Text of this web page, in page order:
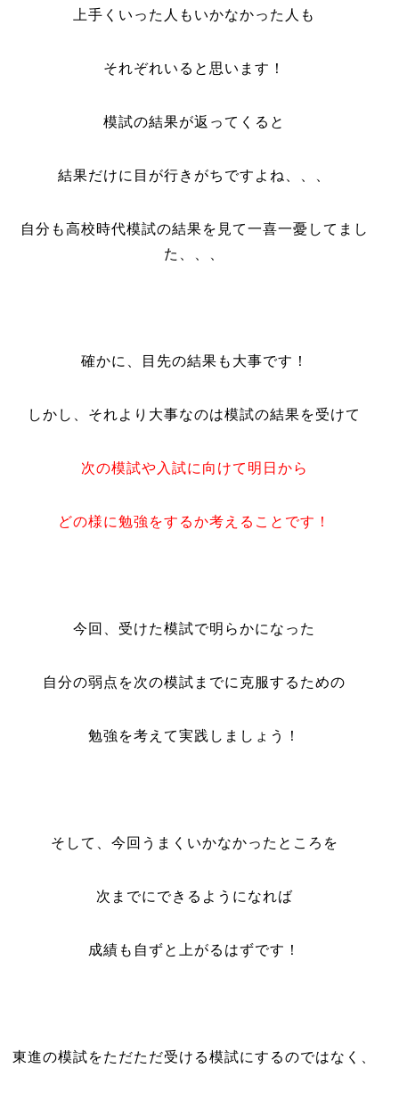
上手くいった人もいかなかった人も
それぞれいると思います！
模試の結果が返ってくると
結果だけに目が行きがちですよね、、、
自分も高校時代模試の結果を見て一喜一憂してまし
た、、、
確かに、目先の結果も大事です！
しかし、それより大事なのは模試の結果を受けて
次の模試や入試に向けて明日から
どの様に勉強をするか考えることです！
今回、受けた模試で明らかになった
自分の弱点を次の模試までに克服するための
勉強を考えて実践しましょう！
そして、今回うまくいかなかったところを
次までにできるようになれば
成績も自ずと上がるはずです！
東進の模試をただただ受ける模試にするのではなく、